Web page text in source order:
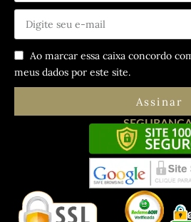
Ao marcar essa caixa concordo
meus dados por este site.
Assinar